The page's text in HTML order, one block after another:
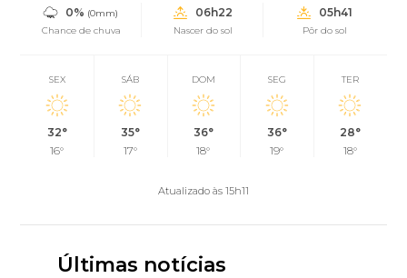
0% (0mm)
Chance de chuva
06h22
Nascer do sol
05h41
Pôr do sol
SEX
32°
16°
SÁB
35°
17°
DOM
36°
18°
SEG
36°
19°
TER
28°
18°
Atualizado às 15h11
Últimas notícias